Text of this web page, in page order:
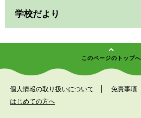
学校だより
このページのトップへ
個人情報の取り扱いについて 免責事項
はじめての方へ